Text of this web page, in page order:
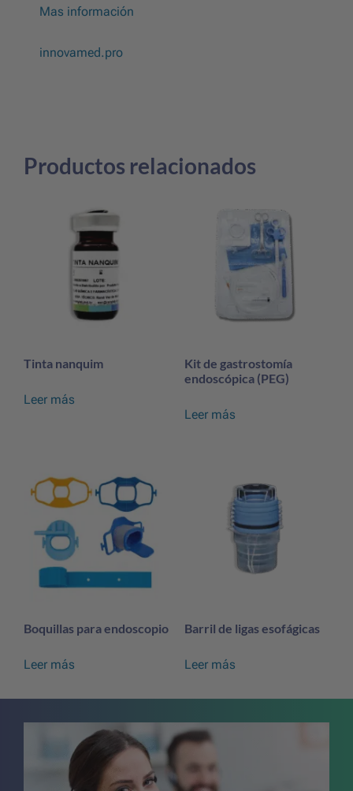
Mas información
innovamed.pro
Productos relacionados
Tinta nanquim
Leer más
Kit de gastrostomía
endoscópica (PEG)
Leer más
Boquillas para endoscopio
Leer más
Barril de ligas esofágicas
Leer más